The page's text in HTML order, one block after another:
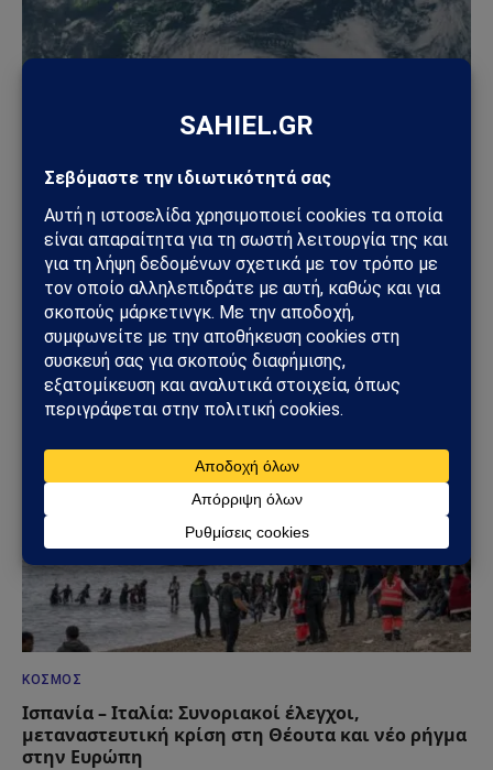
Τυφώνας Dolphin: Σαρώνει την Οκινάουα –
Τραυματίες, δεκάδες χιλιάδες χωρίς ρεύμα στην
Ιαπωνία
08/08/2026
ΚΌΣΜΟΣ
Ισπανία – Ιταλία: Συνοριακοί έλεγχοι,
μεταναστευτική κρίση στη Θέουτα και νέο ρήγμα
στην Ευρώπη